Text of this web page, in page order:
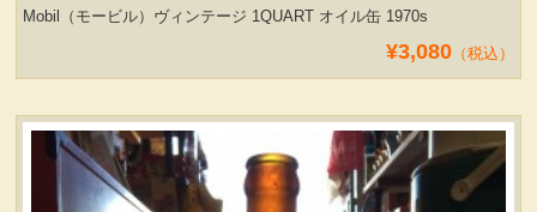
Mobil（モービル）ヴィンテージ 1QUART オイル缶 1970s
¥3,080（税込）